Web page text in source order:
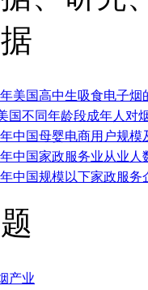
年美国高中生吸食电子烟
国不同年龄段成年人对
年中国母婴电商用户规模
年中国家政服务业从业人
年中国规模以下家政服务
产业